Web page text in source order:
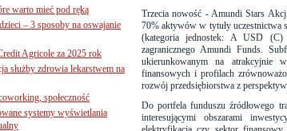
Trzecia nowość - Amundi Stars
70% aktywów w tytuły uczestnictwa
(kategoria jednostek: A USD
zagranicznego Amundi Funds.
ukierunkowanym na atrakcyjnie
finansowych i profilach
rozwój przedsiębiorstwa z
Do portfela funduszu źródłowego
interesującymi obszarami
warto mieć pod ręką
– 3 sposoby na oswajanie
Agricole za 2025 rok
służby zdrowia lekarstwem na
społeczność
systemy wyświetlania